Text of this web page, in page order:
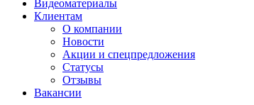
Видеоматериалы
Клиентам
О компании
Новости
Акции и спецпредложения
Статусы
Отзывы
Вакансии